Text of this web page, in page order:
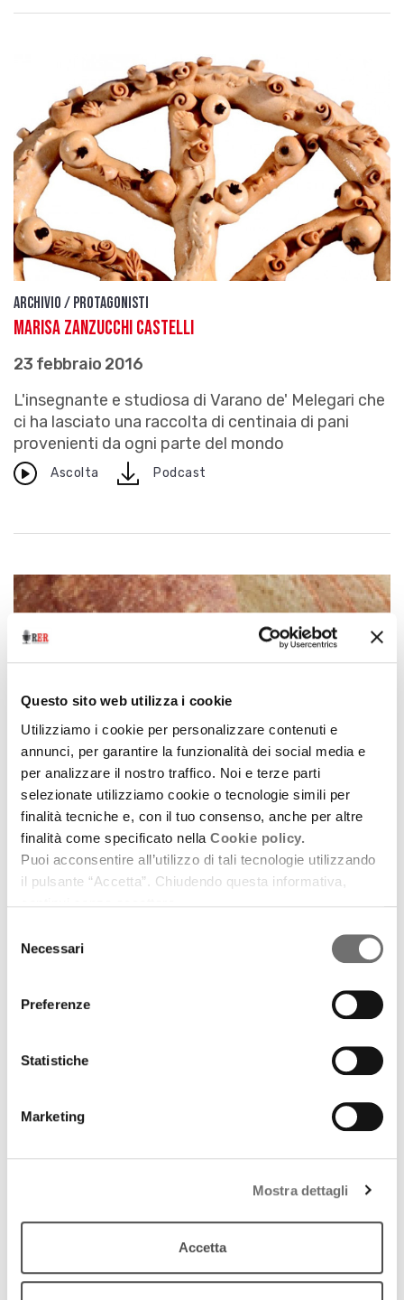
Questo sito web utilizza i cookie
Utilizziamo i cookie per personalizzare contenuti e
annunci, per garantire la funzionalità dei social media e
per analizzare il nostro traffico. Noi e terze parti
selezionate utilizziamo cookie o tecnologie simili per
finalità tecniche e, con il tuo consenso, anche per altre
finalità come specificato nella Cookie policy.
Puoi acconsentire all’utilizzo di tali tecnologie utilizzando
il pulsante “Accetta”. Chiudendo questa informativa,
delNecessari
Preferenze
Statistiche
Marketing
Mostra dettagli
Accetta
Archivio / Protagonisti
Marisa Zanzucchi Castelli
23 febbraio 2016
L'insegnante e studiosa di Varano de' Melegari che
ci ha lasciato una raccolta di centinaia di pani
provenienti da ogni parte del mondo
Ascolta downloadPodcast
La ricetta
Pane alla ricotta
10 ottobre 2012
gustosa